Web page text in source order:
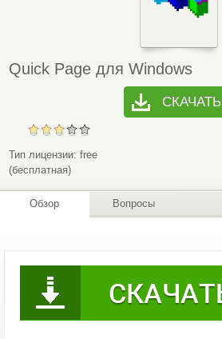
Quick Page для Windows
СКАЧАТЬ
Тип лицензии: free
(бесплатная)
Обзор Вопросы